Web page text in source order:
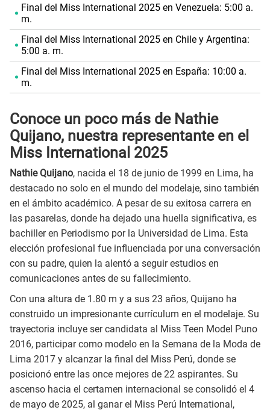
Final del Miss International 2025 en Venezuela: 5:00 a.
m.
Final del Miss International 2025 en Chile y Argentina:
5:00 a. m.
Final del Miss International 2025 en España: 10:00 a.
m.
Conoce un poco más de Nathie
Quijano, nuestra representante en el
Miss International 2025
Nathie Quijano, nacida el 18 de junio de 1999 en Lima, ha
destacado no solo en el mundo del modelaje, sino también
en el ámbito académico. A pesar de su exitosa carrera en
las pasarelas, donde ha dejado una huella significativa, es
bachiller en Periodismo por la Universidad de Lima. Esta
elección profesional fue influenciada por una conversación
con su padre, quien la alentó a seguir estudios en
comunicaciones antes de su fallecimiento.
Con una altura de 1.80 m y a sus 23 años, Quijano ha
construido un impresionante currículum en el modelaje. Su
trayectoria incluye ser candidata al Miss Teen Model Puno
2016, participar como modelo en la Semana de la Moda de
Lima 2017 y alcanzar la final del Miss Perú, donde se
posicionó entre las once mejores de 22 aspirantes. Su
ascenso hacia el certamen internacional se consolidó el 4
de mayo de 2025, al ganar el Miss Perú International,